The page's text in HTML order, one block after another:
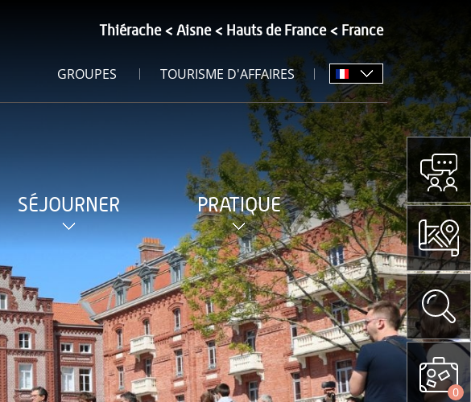
Thiérache Aisne Hauts de France France
GROUPES TOURISME D'AFFAIRES
SÉJOURNER PRATIQUE
0